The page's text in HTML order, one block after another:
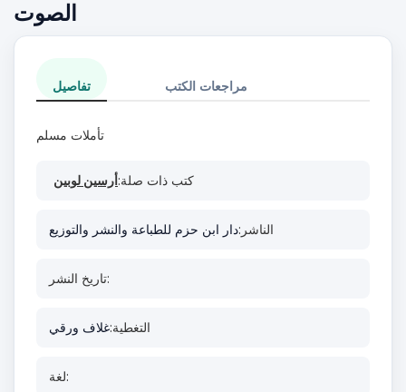
الصوت
تفاصيل مراجعات الكتب
تأملات مسلم
كتب ذات صلة:أرسين لوبين
الناشر:دار ابن حزم للطباعة والنشر والتوزيع
تاريخ النشر:
التغطية:غلاف ورقي
لغة: